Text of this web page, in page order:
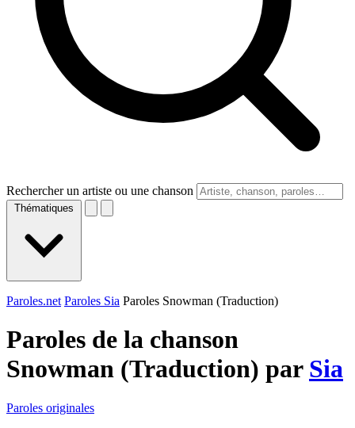
Rechercher un artiste ou une chanson
Thématiques
Paroles.net Paroles Sia Paroles Snowman (Traduction)
Paroles de la chanson
Snowman (Traduction) par Sia
Paroles originales